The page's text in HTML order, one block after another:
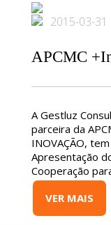
2015-03-31
APCMC
A Gestluz
parceira da
INOVAÇÃO,
Apresentação
Cooperação
VER MAIS